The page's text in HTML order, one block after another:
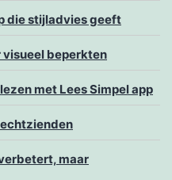
die stijladvies geeft
beperkten
met Lees Simpel app
maar